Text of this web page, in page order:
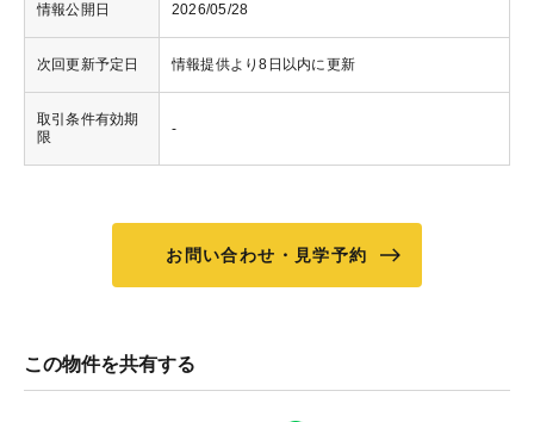
情報公開日 2026/05/28
次回更新予定日 情報提供より8日以内に更新
取引条件有効期
限
-
お問い合わせ・見学予約
この物件を共有する